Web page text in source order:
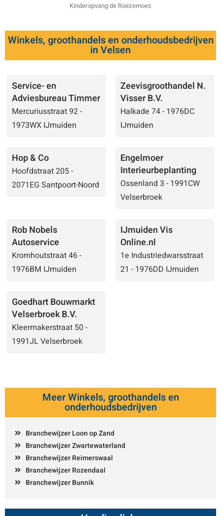
Kinderopvang de Roezemoes
Winkels, groothandels en onderhoudsbedrijven
in Velsen
Service- en
Adviesbureau Timmer
Mercuriusstraat 92 -
1973WX IJmuiden
Zeevisgroothandel N.
Visser B.V.
Halkade 74 - 1976DC
IJmuiden
Hop & Co
Hoofdstraat 205 -
2071EG Santpoort-Noord
Engelmoer
Interieurbeplanting
Ossenland 3 - 1991CW
Velserbroek
Rob Nobels
Autoservice
Kromhoutstraat 46 -
1976BM IJmuiden
IJmuiden Vis
Online.nl
1e Industriedwarsstraat
21 - 1976DD IJmuiden
Goedhart Bouwmarkt
Velserbroek B.V.
Kleermakerstraat 50 -
1991JL Velserbroek
Meer Winkels, groothandels en
onderhoudsbedrijven
Branchewijzer Loon op Zand
Branchewijzer Zwartewaterland
Branchewijzer Reimerswaal
Branchewijzer Rozendaal
Branchewijzer Bunnik